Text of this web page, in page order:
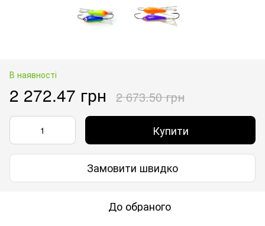
В наявності
2 272.47 грн 2 673.50 грн
Купити
Замовити швидко
До обраного